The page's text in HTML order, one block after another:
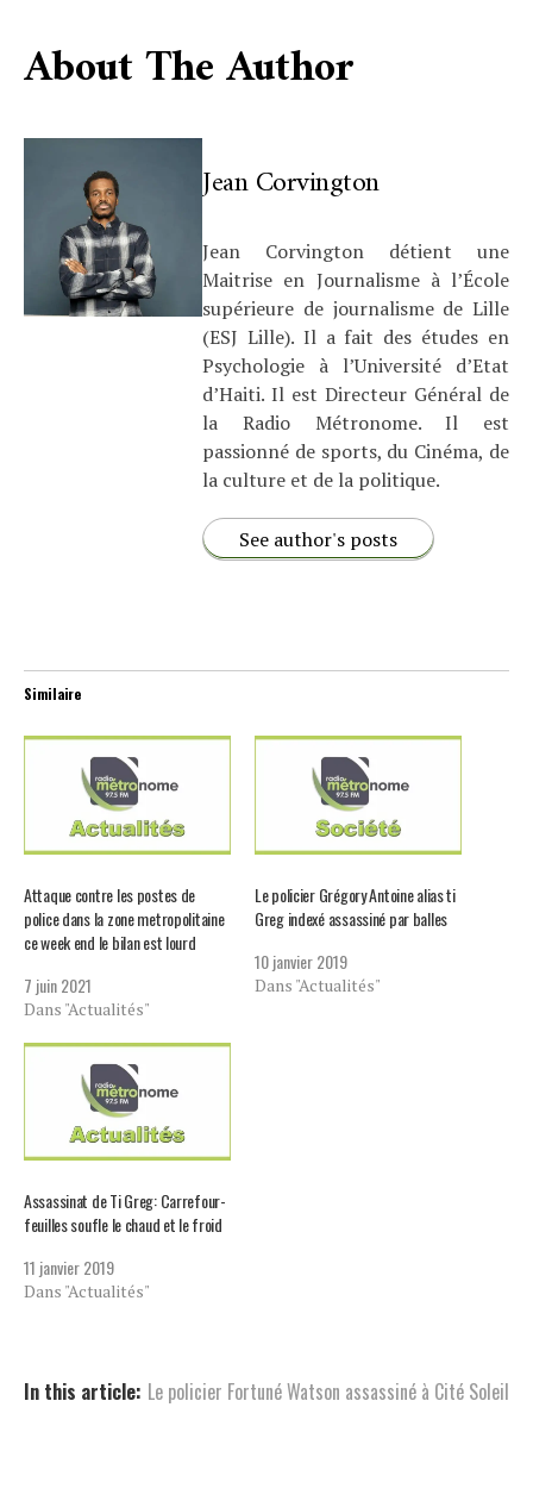
About The Author
Jean Corvington
Jean Corvington détient une
Maitrise en Journalisme à l’École
supérieure de journalisme de Lille
(ESJ Lille). Il a fait des études en
Psychologie à l’Université d’Etat
d’Haiti. Il est Directeur Général de
la Radio Métronome. Il est
passionné de sports, du Cinéma, de
la culture et de la politique.
See author's posts
Similaire
Attaque contre les postes de
police dans la zone metropolitaine
ce week end le bilan est lourd
7 juin 2021
Dans "Actualités"
Le policier Grégory Antoine alias ti
Greg indexé assassiné par balles
10 janvier 2019
Dans "Actualités"
Assassinat de Ti Greg: Carrefour-
feuilles soufle le chaud et le froid
11 janvier 2019
Dans "Actualités"
In this article: Le policier Fortuné Watson assassiné à Cité Soleil